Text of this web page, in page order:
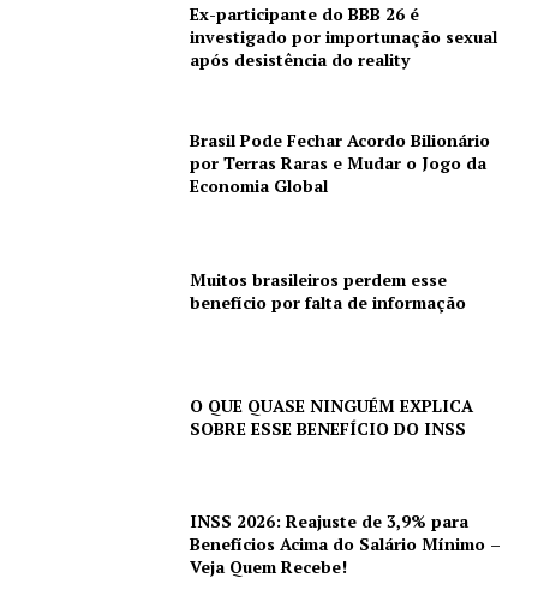
Ex-participante do BBB 26 é
investigado por importunação sexual
após desistência do reality
Brasil Pode Fechar Acordo Bilionário
por Terras Raras e Mudar o Jogo da
Economia Global
Muitos brasileiros perdem esse
benefício por falta de informação
O QUE QUASE NINGUÉM EXPLICA
SOBRE ESSE BENEFÍCIO DO INSS
INSS 2026: Reajuste de 3,9% para
Benefícios Acima do Salário Mínimo –
Veja Quem Recebe!